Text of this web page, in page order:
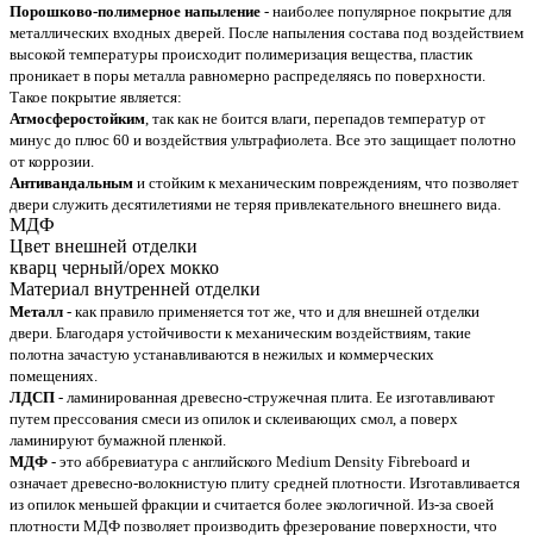
Порошково-полимерное напыление - наиболее популярное покрытие для
металлических входных дверей. После напыления состава под воздействием
высокой температуры происходит полимеризация вещества, пластик
проникает в поры металла равномерно распределяясь по поверхности.
Такое покрытие является:
Атмосферостойким , так как не боится влаги, перепадов температур от
минус до плюс 60 и воздействия ультрафиолета. Все это защищает полотно
от коррозии.
Антивандальным и стойким к механическим повреждениям, что позволяет
двери служить десятилетиями не теряя привлекательного внешнего вида.
МДФ
Цвет внешней отделки
кварц черный/орех мокко
Материал внутренней отделки
Металл - как правило применяется тот же, что и для внешней отделки
двери. Благодаря устойчивости к механическим воздействиям, такие
полотна зачастую устанавливаются в нежилых и коммерческих
помещениях.
ЛДСП - ламинированная древесно-стружечная плита. Ее изготавливают
путем прессования смеси из опилок и склеивающих смол, а поверх
ламинируют бумажной пленкой.
МДФ - это аббревиатура с английского Medium Density Fibreboard и
означает древесно-волокнистую плиту средней плотности. Изготавливается
из опилок меньшей фракции и считается более экологичной. Из-за своей
плотности МДФ позволяет производить фрезерование поверхности, что